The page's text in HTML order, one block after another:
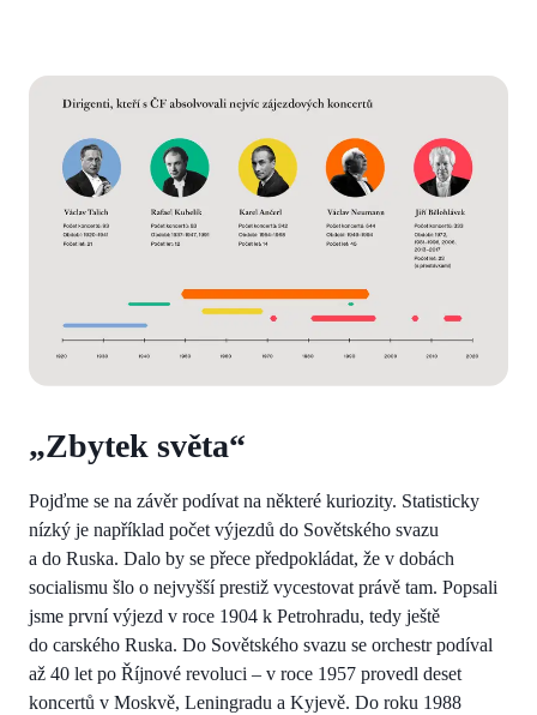
„Zbytek světa“
Pojďme se na závěr podívat na některé kuriozity. Statisticky
nízký je například počet výjezdů do Sovětského svazu
a do Ruska. Dalo by se přece předpokládat, že v dobách
socialismu šlo o nejvyšší prestiž vycestovat právě tam. Popsali
jsme první výjezd v roce 1904 k Petrohradu, tedy ještě
do carského Ruska. Do Sovětského svazu se orchestr podíval
až 40 let po Říjnové revoluci – v roce 1957 provedl deset
koncertů v Moskvě, Leningradu a Kyjevě. Do roku 1988